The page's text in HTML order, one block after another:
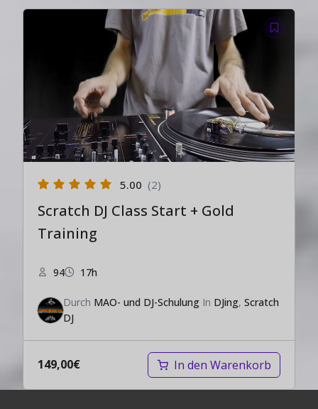
5.00 (2)
Scratch DJ Class Start + Gold
Training
94 17h
Durch MAO- und DJ-Schulung In DJing, Scratch
DJ
149,00€ In den Warenkorb